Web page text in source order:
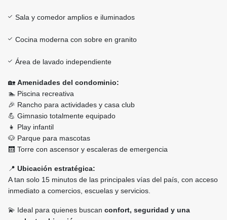
Sala y comedor amplios e iluminados
Cocina moderna con sobre en granito
Área de lavado independiente
🏡 Amenidades del condominio:
🏊 Piscina recreativa
🎉 Rancho para actividades y casa club
💪 Gimnasio totalmente equipado
👧 Play infantil
🐶 Parque para mascotas
🛗 Torre con ascensor y escaleras de emergencia
📍 Ubicación estratégica:
A tan solo 15 minutos de las principales vías del país, con acceso
inmediato a comercios, escuelas y servicios.
💫 Ideal para quienes buscan confort, seguridad y una